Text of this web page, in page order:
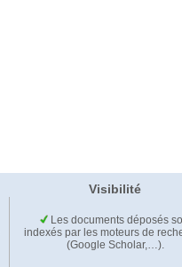
Visibilité
Les documents déposés
indexés par les moteurs de
(Google Scholar,…).